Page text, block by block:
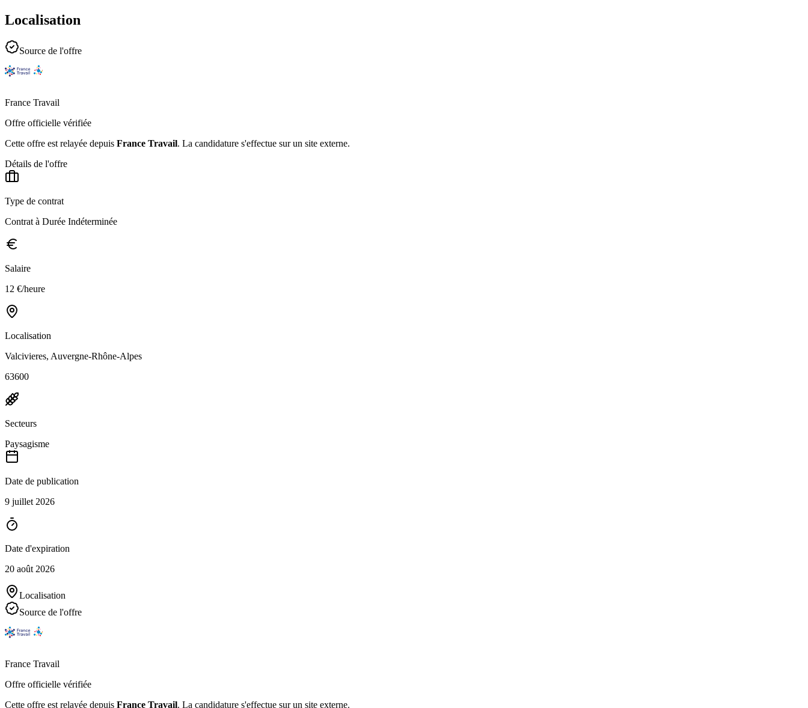
Localisation
Source de l'offre
France Travail
Offre officielle vérifiée
Cette offre est relayée depuis France Travail. La candidature s'effectue sur un site externe.
Détails de l'offre
Type de contrat
Contrat à Durée Indéterminée
Salaire
12 €/heure
Localisation
Valcivieres, Auvergne-Rhône-Alpes
63600
Secteurs
Paysagisme
Date de publication
9 juillet 2026
Date d'expiration
20 août 2026
Localisation
Source de l'offre
France Travail
Offre officielle vérifiée
Cette offre est relayée depuis France Travail. La candidature s'effectue sur un site externe.